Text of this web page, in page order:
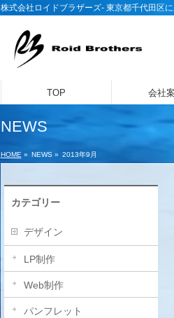
株式会社ロイドブラザーズ- 東京都千代田区
TOP 会社
NEWS
HOME » NEWS » 2013年9月
カテゴリー
デザイン
LP制作
Web制作
パンフレット